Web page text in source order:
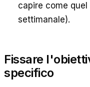
capire come
settimanale).
Fissare
specifico